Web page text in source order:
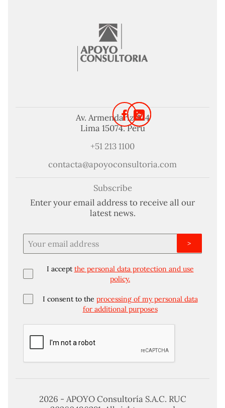
Av. Armendariz 424
Lima 15074. Perú
+51 213 1100
contacta@apoyoconsultoria.com
Subscribe
Enter your email address to receive all our
latest news.
I accept the personal data protection and use
policy.
I consent to the processing of my personal data
for additional purposes
>
2026 - APOYO Consultoría S.A.C. RUC